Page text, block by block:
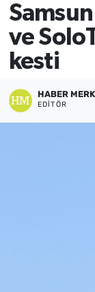
ve
kesti
HABER
EDITÖR
Tüm
Son
Haber